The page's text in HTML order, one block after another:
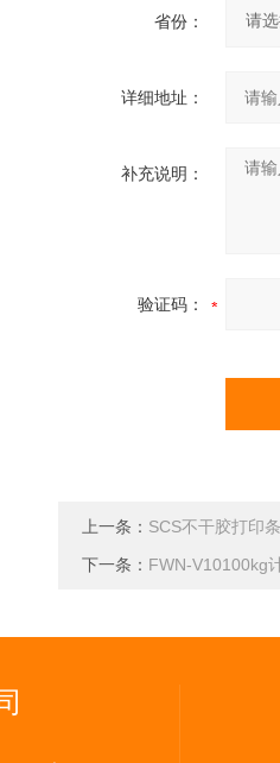
省份：
详细地址：
补充说明：
验证码：
上一条： SCS不干胶打印
下一条： FWN-V10100kg